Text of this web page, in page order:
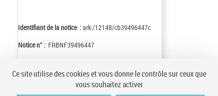
Identifiant de la notice :ark:/12148/cb39496447c
Notice n° : FRBNF39496447
Cette notice appartient à l'univers musique
Ce site utilise des cookies et vous donne le contrôle sur ceux que
vous souhaitez activer